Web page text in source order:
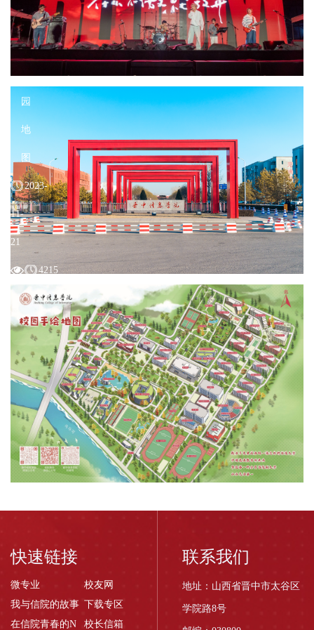
11-
21
校
园
地
图
2023-
11-
21
4215
快速链接
微专业
校友网
我与信院的故事 下载专区
在信院青春的N
校长信箱
联系我们
地址：山西省晋中市太谷区
学院路8号